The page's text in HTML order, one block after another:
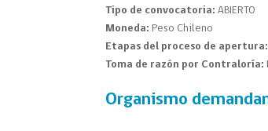
Tipo de convocatoria: ABIERTO
Moneda: Peso Chileno
Etapas del proceso de apertura:
Toma de razón por Contraloría:
Organismo